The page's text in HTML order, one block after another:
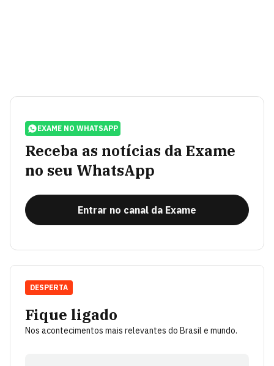
EXAME NO WHATSAPP
Receba as notícias da Exame
no seu WhatsApp
Entrar no canal da Exame
Fique ligado
Nos acontecimentos mais relevantes do Brasil e mundo.
DESPERTA